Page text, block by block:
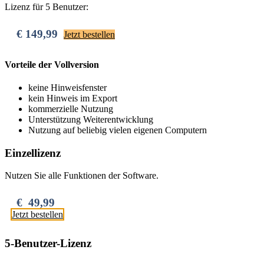
Lizenz für 5 Benutzer:
€ 149,99 Jetzt bestellen
Vorteile der Vollversion
keine Hinweisfenster
kein Hinweis im Export
kommerzielle Nutzung
Unterstützung Weiterentwicklung
Nutzung auf beliebig vielen eigenen Computern
Einzellizenz
Nutzen Sie alle Funktionen der Software.
€ 49,99
Jetzt bestellen
5-Benutzer-Lizenz